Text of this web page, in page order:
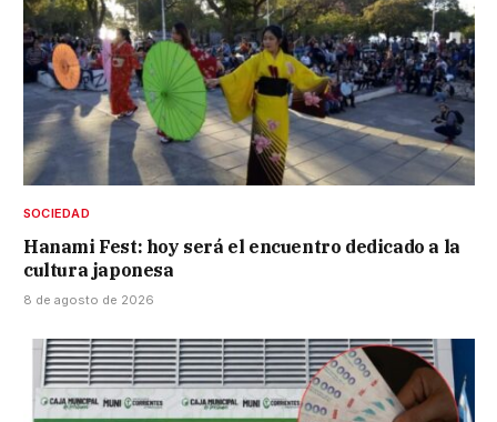
SOCIEDAD
Hanami Fest: hoy será el encuentro dedicado a la
cultura japonesa
8 de agosto de 2026